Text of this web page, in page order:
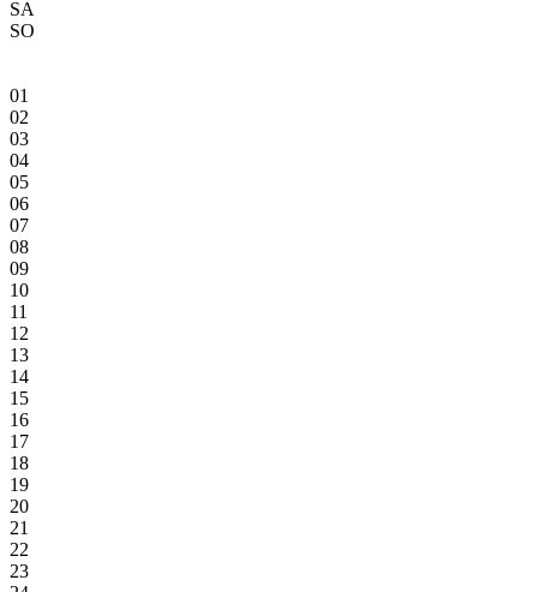
SA
SO
01
02
03
04
05
06
07
08
09
10
11
12
13
14
15
16
17
18
19
20
21
22
23